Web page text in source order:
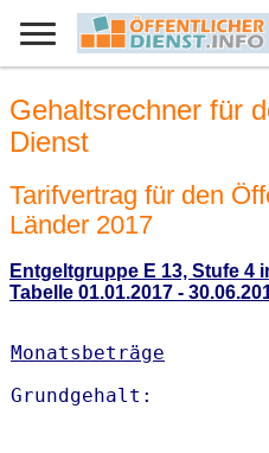
Gehaltsrechner für
Dienst
Tarifvertrag für den
Länder 2017
Entgeltgruppe E 13, Stufe 4
Tabelle 01.01.2017 -
Monatsbeträge